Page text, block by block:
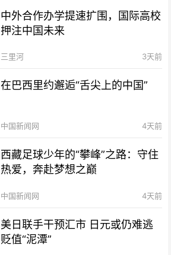
中外合作办学提速扩围，国际高校
押注中国未来
三里河 3天前
在巴西里约邂逅“舌尖上的中国”
中国新闻网 4天前
西藏足球少年的“攀峰”之路：守住
热爱，奔赴梦想之巅
中国新闻网 4天前
美日联手干预汇市 日元或仍难逃
贬值“泥潭”